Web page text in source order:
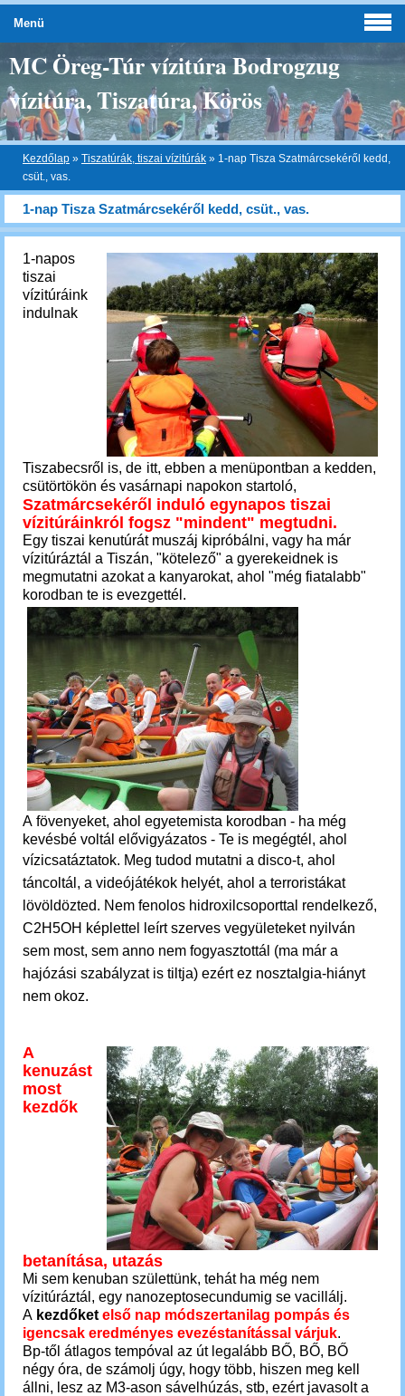
MC Öreg-Túr vízitúra Bodrogzug
vízitúra, Tiszatúra, Körös
Kezdőlap » Tiszatúrák, tiszai vízitúrák » 1-nap Tisza Szatmárcsekéről kedd,
csüt., vas.
1-nap Tisza Szatmárcsekéről kedd, csüt., vas.
1-napos
tiszai
vízitúráink
indulnak
Tiszabecsről is, de itt, ebben a menüpontban a kedden,
csütörtökön és vasárnapi napokon startoló,
Szatmárcsekéről induló egynapos tiszai
vízitúráinkról fogsz "mindent" megtudni.
Egy tiszai kenutúrát muszáj kipróbálni, vagy ha már
vízitúráztál a Tiszán, "kötelező" a gyerekeidnek is
megmutatni azokat a kanyarokat, ahol "még fiatalabb"
korodban te is evezgettél.
A fövenyeket, ahol egyetemista korodban - ha még
kevésbé voltál elővigyázatos - Te is megégtél, ahol
vízicsatáztatok. Meg tudod mutatni a disco-t, ahol
táncoltál, a videójátékok helyét, ahol a terroristákat
lövöldözted. Nem fenolos hidroxilcsoporttal rendelkező,
C2H5OH képlettel leírt szerves vegyületeket nyilván
sem most, sem anno nem fogyasztottál (ma már a
hajózási szabályzat is tiltja) ezért ez nosztalgia-hiányt
nem okoz.
A
kenuzást
most
kezdők
betanítása, utazás
Mi sem kenuban születtünk, tehát ha még nem
vízitúráztál, egy nanozeptosecundumig se vacillálj.
A kezdőket első nap módszertanilag pompás és
igencsak eredményes evezéstanítással várjuk.
Bp-től átlagos tempóval az út legalább BŐ, BŐ, BŐ
négy óra, de számolj úgy, hogy több, hiszen meg kell
állni, lesz az M3-ason sávelhúzás, stb, ezért javasolt a
Menü